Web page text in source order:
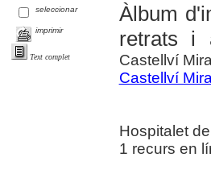
seleccionar
imprimir
Text complet
Àlbum
retrats i
Castellví
Castellví
Hospitalet
1 recurs en